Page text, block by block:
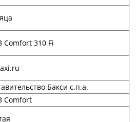
Comfort 310 Fi
Бакси с.п.а.
Comfort